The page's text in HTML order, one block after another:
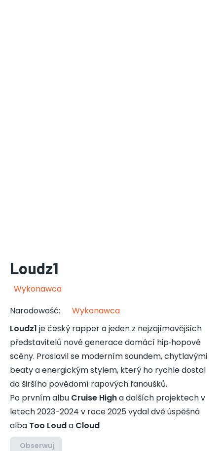
Loudz1
Wykonawca
Narodowość:
Wykonawca
Loudz1 je český rapper a jeden z nejzajímavějších
představitelů nové generace domácí hip‑hopové
scény. Proslavil se moderním soundem, chytlavými
beaty a energickým stylem, který ho rychle dostal
do širšího povědomí rapových fanoušků.
Po prvním albu Cruise Higha dalších projektech v
letech 2023-2024 v roce 2025 vydal dvě úspěšná
alba Too Louda Cloud
Obserwuj